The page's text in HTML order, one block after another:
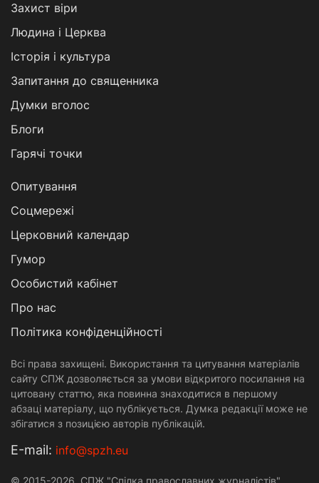
Захист віри
Людина і Церква
Історія і культура
Запитання до священника
Думки вголос
Блоги
Гарячі точки
Опитування
Соцмережі
Церковний календар
Гумор
Особистий кабінет
Про нас
Політика конфіденційності
Всі права захищені. Використання та цитування матеріалів
сайту СПЖ дозволяється за умови відкритого посилання на
цитовану статтю, яка повинна знаходитися в першому
абзаці матеріалу, що публікується. Думка редакції може не
збігатися з позицією авторів публікацій.
Е-mail: info@spzh.eu